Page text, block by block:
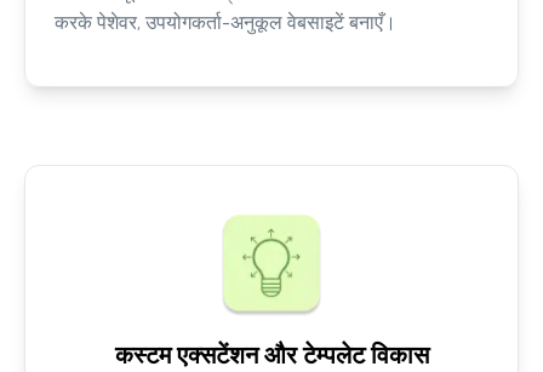
करके पेशेवर, उपयोगकर्ता-अनुकूल वेबसाइटें बनाएँ।
कस्टम एक्सटेंशन और टेम्पलेट विकास